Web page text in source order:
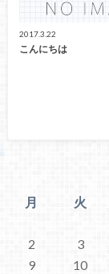
2017.3.22
こんにちは
月
火
2
3
9
10